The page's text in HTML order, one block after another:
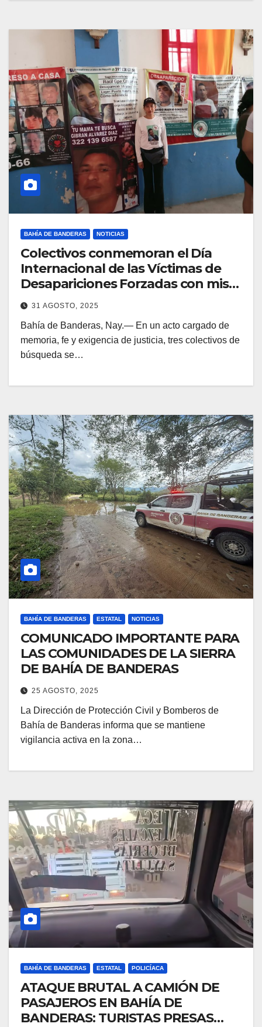
BAHÍA DE BANDERAS NOTICIAS
Colectivos conmemoran el Día
Internacional de las Víctimas de
Desapariciones Forzadas con misa
en Bahía de Banderas
31 AGOSTO, 2025
Bahía de Banderas, Nay.— En un acto cargado de
memoria, fe y exigencia de justicia, tres colectivos de
búsqueda se…
BAHÍA DE BANDERAS ESTATAL NOTICIAS
COMUNICADO IMPORTANTE PARA
LAS COMUNIDADES DE LA SIERRA
DE BAHÍA DE BANDERAS
25 AGOSTO, 2025
La Dirección de Protección Civil y Bomberos de
Bahía de Banderas informa que se mantiene
vigilancia activa en la zona…
BAHÍA DE BANDERAS ESTATAL POLICÍACA
ATAQUE BRUTAL A CAMIÓN DE
PASAJEROS EN BAHÍA DE
BANDERAS: TURISTAS PRESAS